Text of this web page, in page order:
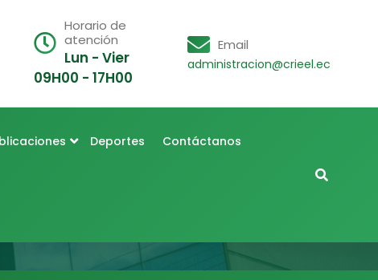
Horario de
atención
Lun - Vier
09H00 - 17H00
Email
administracion@crieel.ec
Deportes Contáctanos